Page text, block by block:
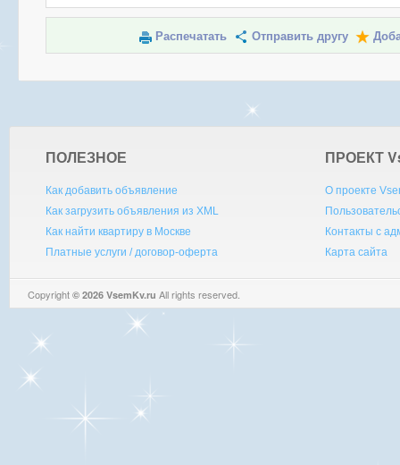
Распечатать Отправить другу
ПОЛЕЗНОЕ
Как добавить объявление
Как загрузить объявления из XML
Как найти квартиру в Москве
Платные услуги / договор-оферта
ПРОЕКТ V
О проекте
Контакты с
Карта сайта
Copyright © 2026 VsemKv.ru All rights reserved.